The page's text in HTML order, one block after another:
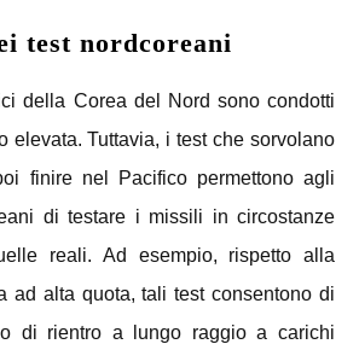
test nordcoreani
della Corea del Nord sono condotti
elevata. Tuttavia, i test che sorvolano
finire nel Pacifico permettono agli
di testare i missili in circostanze
reali. Ad esempio, rispetto alla
ad alta quota, tali test consentono di
di rientro a lungo raggio a carichi